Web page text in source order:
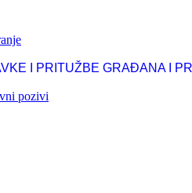
I PRITUŽBE GRAĐANA I
pozivi